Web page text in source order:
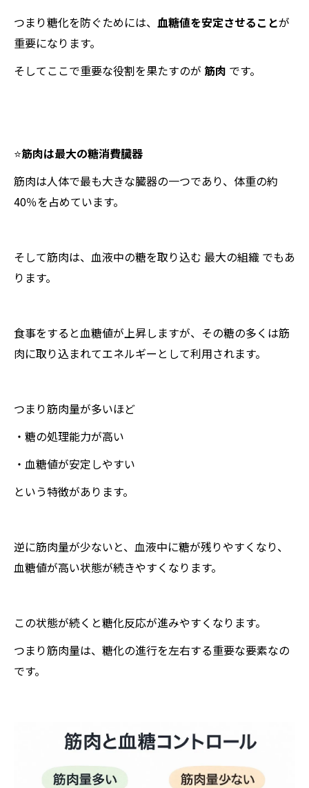
つまり糖化を防ぐためには、 血糖値を安定させることが
重要になります。
そしてここで重要な役割を果たすのが 筋肉 です。
⭐️筋肉は最大の糖消費臓器
筋肉は人体で最も大きな臓器の一つであり、体重の約
40％を占めています。
そして筋肉は、血液中の糖を取り込む 最大の組織 でもあ
ります。
食事をすると血糖値が上昇しますが、その糖の多くは筋
肉に取り込まれてエネルギーとして利用されます。
つまり筋肉量が多いほど
・糖の処理能力が高い
・血糖値が安定しやすい
という特徴があります。
逆に筋肉量が少ないと、血液中に糖が残りやすくなり、
血糖値が高い状態が続きやすくなります。
この状態が続くと糖化反応が進みやすくなります。
つまり筋肉量は、糖化の進行を左右する重要な要素なの
です。